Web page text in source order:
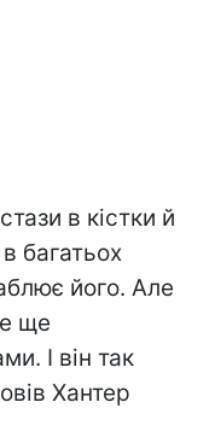
в кістки й
багатьох
його. Але
ще
І він так
Хантер